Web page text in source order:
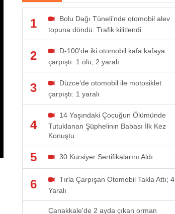
1
Bolu Dağı Tüneli’nde otomobil alev
topuna döndü: Trafik kilitlendi
2
D-100'de iki otomobil kafa kafaya
çarpıştı: 1 ölü, 2 yaralı
3
Düzce‘de otomobil ile motosiklet
çarpıştı: 1 yaralı
4
14 Yaşındaki Çocuğun Ölümünde
Tutuklanan Şüphelinin Babası İlk Kez
Konuştu
5 30 Kursiyer Sertifikalarını Aldı
6
Tırla Çarpışan Otomobil Takla Attı; 4
Yaralı
Çanakkale'de 2 ayda çıkan orman